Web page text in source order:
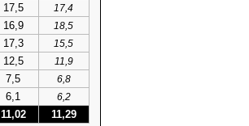
17,5
17,4
16,9
18,5
17,3
15,5
12,5
11,9
7,5
6,8
6,1 6,2
11,02 11,29